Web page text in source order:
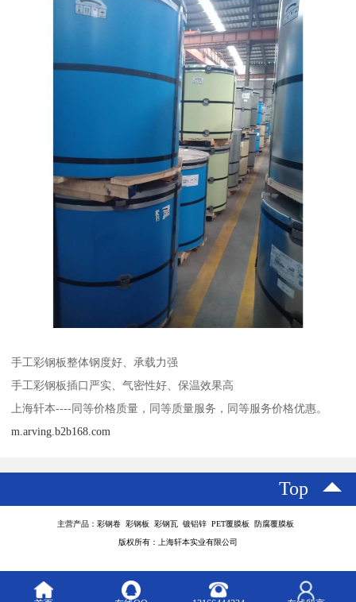
手工彩钢板整体钢度好、承载力强
手工彩钢板插口严实、气密性好、保温效果高
上海轩本----同等价格质量，同等质量服务，同等服务价格优惠。
m.arving.b2b168.com
Top
主营产品：彩钢卷 彩钢板 彩钢瓦 镀铝锌 PET覆膜板 防腐覆膜板
版权所有：上海轩本实业有限公司